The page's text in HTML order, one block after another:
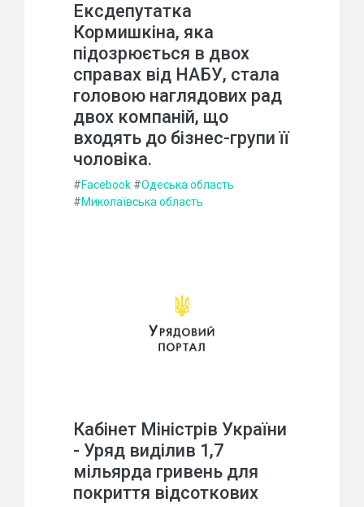
Ексдепутатка
Кормишкіна, яка
підозрюється в двох
справах від НАБУ, стала
головою наглядових рад
двох компаній, що
входять до бізнес-групи її
чоловіка.
#Facebook #Одеська область
#Миколаївська область
Кабінет Міністрів України
- Уряд виділив 1,7
мільярда гривень для
покриття відсоткових